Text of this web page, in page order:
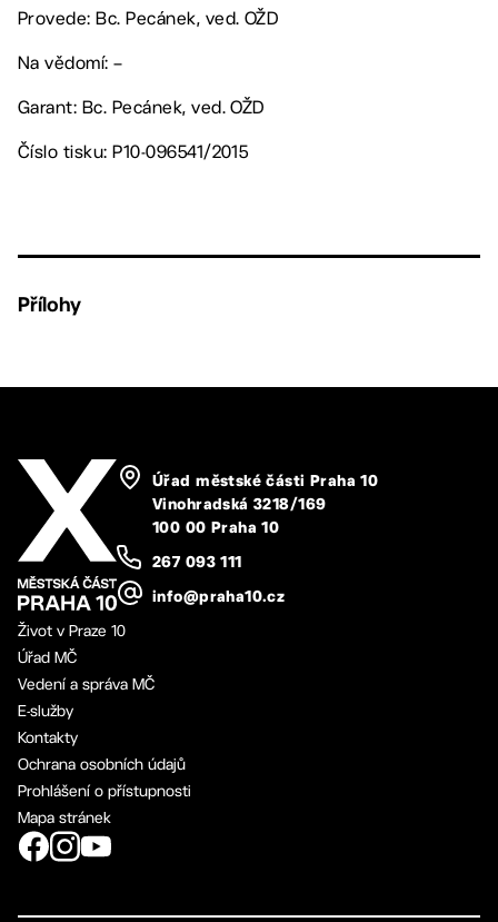
Provede: Bc. Pecánek, ved. OŽD
Na vědomí: –
Garant: Bc. Pecánek, ved. OŽD
Číslo tisku: P10-096541/2015
Přílohy
Úřad městské části Praha 10
Vinohradská 3218/169
100 00 Praha 10
267 093 111
info@praha10.cz
Život v Praze 10
Úřad MČ
Vedení a správa MČ
E-služby
Kontakty
Ochrana osobních údajů
Prohlášení o přístupnosti
Mapa stránek